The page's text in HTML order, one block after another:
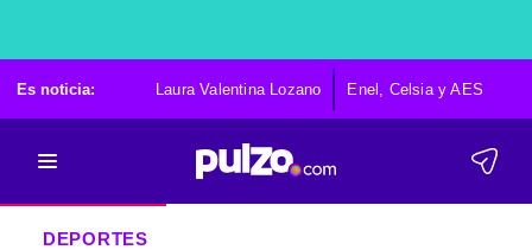
Es noticia: Laura Valentina Lozano Enel, Celsia y AES
DEPORTES